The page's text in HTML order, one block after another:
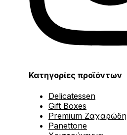
Κατηγορίες προϊόντων
Delicatessen
Gift Boxes
Premium Ζαχαρώδη
Panettone